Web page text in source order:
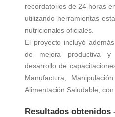
recordatorios de 24 horas
utilizando herramientas
nutricionales oficiales.
El proyecto incluyó
de mejora productiva
desarrollo de
Manufactura,
Alimentación Saludable,
Resultados obtenidos